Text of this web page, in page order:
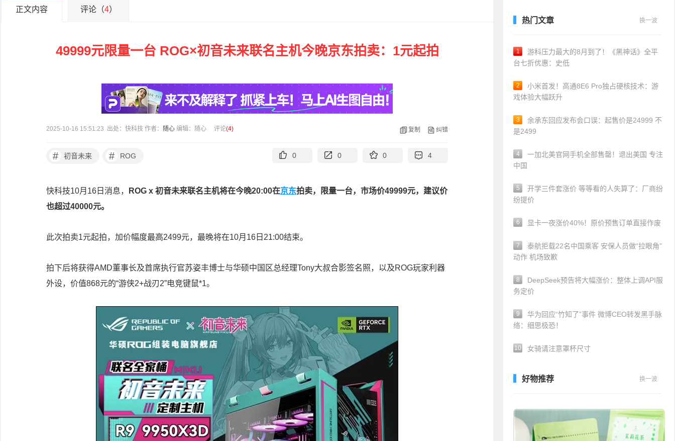
正文内容 评论（4）
49999元限量一台 ROG×初音未来联名主机今晚京东拍卖：1元起拍
2025-10-16 15:51:23 出处：快科技 作者： 随心 编辑：随心 评论(4) 复制 纠错
# 初音未来 # ROG 0 0 0 4
快科技10月16日消息， ROG x 初音未来联名主机将在今晚20:00在京东拍卖，限量一台，市场价49999元，建议价
也超过40000元。
此次拍卖1元起拍，加价幅度最高2499元，最晚将在10月16日21:00结束。
拍下后将获得AMD董事长及首席执行官苏姿丰博士与华硕中国区总经理Tony大叔合影签名照，以及ROG玩家利器
外设，价值868元的“游侠2+战刃2”电竞键鼠*1。
热门文章 换一波
1
游科压力最大的8月到了！《黑神话》全平
台七折优惠：史低
2
小米首发！高通8E6 Pro独占硬核技术：游
戏体验大幅跃升
3
余承东回应发布会口误：起售价是24999 不
是2499
4
一加北美官网手机全部售罄！退出美国 专注
中国
5
开学三件套涨价 等等看的人失算了：厂商纷
纷提价
6 显卡一夜涨价40%！原价预售订单直接作废
7
泰航拒载22名中国乘客 安保人员做“拉眼角”
动作 机场致歉
8
DeepSeek预告将大幅涨价：整体上调API服
务定价
9
华为回应“竹知了”事件 微博CEO转发黑手脉
络：细思极恐！
10 女骑请注意罩杯尺寸
好物推荐 换一波